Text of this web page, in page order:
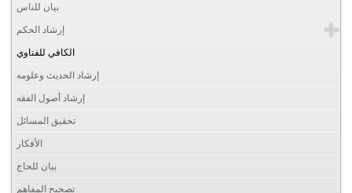
بيان للناس
إرشاد الحكم
الكافي للفتاوي
إرشاد الحديث وعلومه
إرشاد أصول الفقه
تحقيق المسائل
الأفكار
بيان للحاج
تصحيح المفاهم